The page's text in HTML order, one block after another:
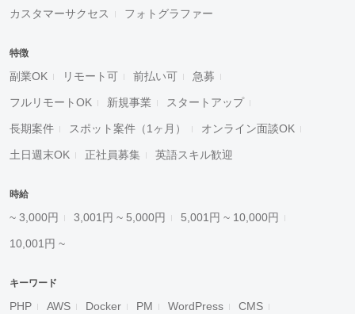
カスタマーサクセス フォトグラファー
特徴
副業OK リモート可 前払い可 急募
フルリモートOK 新規事業 スタートアップ
長期案件 スポット案件（1ヶ月） オンライン面談OK
土日週末OK 正社員募集 英語スキル歓迎
時給
~ 3,000円 3,001円 ~ 5,000円 5,001円 ~ 10,000円
10,001円 ~
キーワード
PHP AWS Docker PM WordPress CMS